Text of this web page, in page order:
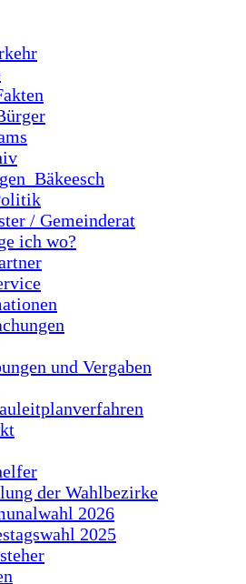
/ Gemeinderat
ich wo?
und Vergaben
der Wahlbezirke
2026
2025